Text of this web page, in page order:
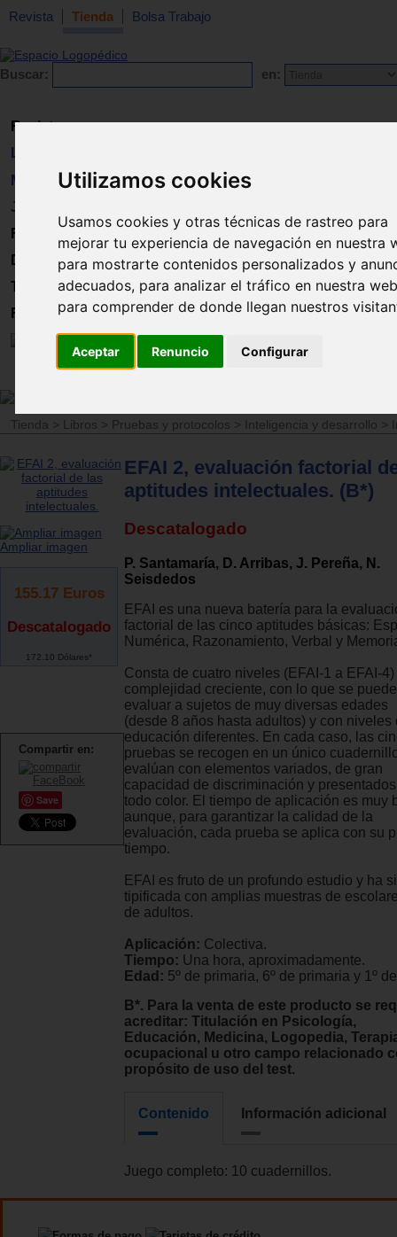
Utilizamos cookies
Usamos cookies y otras técnicas de rastreo para
mejorar tu experiencia de navegación en nuestra
para mostrarte contenidos personalizados y
adecuados, para analizar el tráfico en nuestra
para comprender de donde llegan nuestros
Aceptar Renuncio Configurar
Revista Tienda Bolsa Trabajo
Buscar: en:
Revista
Libros
Material
Juguetes
Formación
Directorio
Trabajo
Registro
Tienda > Libros > Pruebas y protocolos > Inteligencia y desarrollo >
Ampliar imagen
155.17 Euros
Descatalogado
172.10 Dólares*
Compartir en:
Save
EFAI 2, evaluación factorial
aptitudes intelectuales. (B*)
Descatalogado
P. Santamaría, D. Arribas, J. Pereña, N.
Seisdedos
EFAI es una nueva batería para la
factorial de las cinco aptitudes básicas:
Numérica, Razonamiento, Verbal y
Consta de cuatro niveles (EFAI-1 a EFAI-
complejidad creciente, con lo que se puede
evaluar a sujetos de muy diversas edades
(desde 8 años hasta adultos) y con niveles
educación diferentes. En cada caso, las
pruebas se recogen en un único
evalúan con elementos variados, de gran
capacidad de discriminación y
todo color. El tiempo de aplicación es muy
aunque, para garantizar la calidad de la
evaluación, cada prueba se aplica con su
tiempo.
EFAI es fruto de un profundo estudio y ha
tipificada con amplias muestras de
de adultos.
Aplicación: Colectiva.
Tiempo: Una hora, aproximadamente.
Edad: 5º de primaria, 6º de primaria y 1º
B*. Para la venta de este producto se
acreditar: Titulación en Psicología,
Educación, Medicina, Logopedia,
ocupacional u otro campo relacionado
propósito de uso del test.
Contenido Información adicional
Juego completo: 10 cuadernillos.